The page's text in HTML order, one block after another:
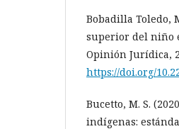
Bobadilla Toledo,
superior del niño
Opinión Jurídica,
https://doi.org/
Bucetto, M. S.
indígenas: